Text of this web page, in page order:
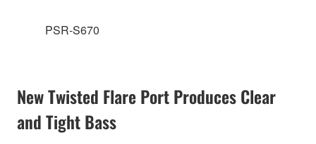
PSR-S670
New Twisted Flare Port Produces Clear
and Tight Bass